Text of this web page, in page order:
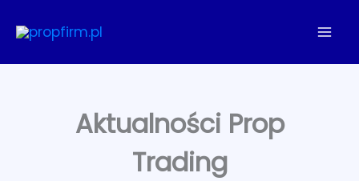
do
Aktualności Prop
Trading